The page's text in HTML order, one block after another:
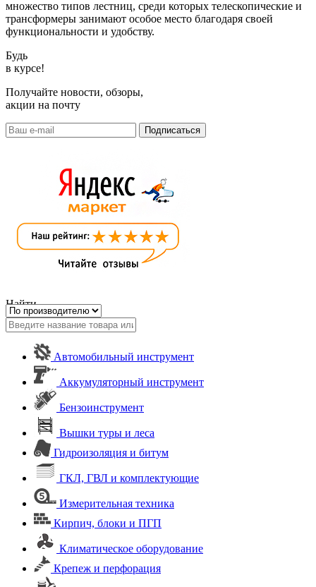
множество типов лестниц, среди которых телескопические и
трансформеры занимают особое место благодаря своей
функциональности и удобству.
Будь
в курсе!
Получайте новости, обзоры,
акции на почту
Найти
Автомобильный инструмент
Аккумуляторный инструмент
Бензоинструмент
Вышки туры и леса
Гидроизоляция и битум
ГКЛ, ГВЛ и комплектующие
Измерительная техника
Кирпич, блоки и ПГП
Климатическое оборудование
Крепеж и перфорация